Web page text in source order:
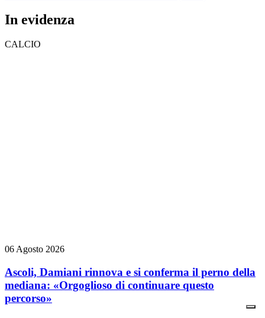
In evidenza
CALCIO
06 Agosto 2026
Ascoli, Damiani rinnova e si conferma il perno della
mediana: «Orgoglioso di continuare questo
percorso»